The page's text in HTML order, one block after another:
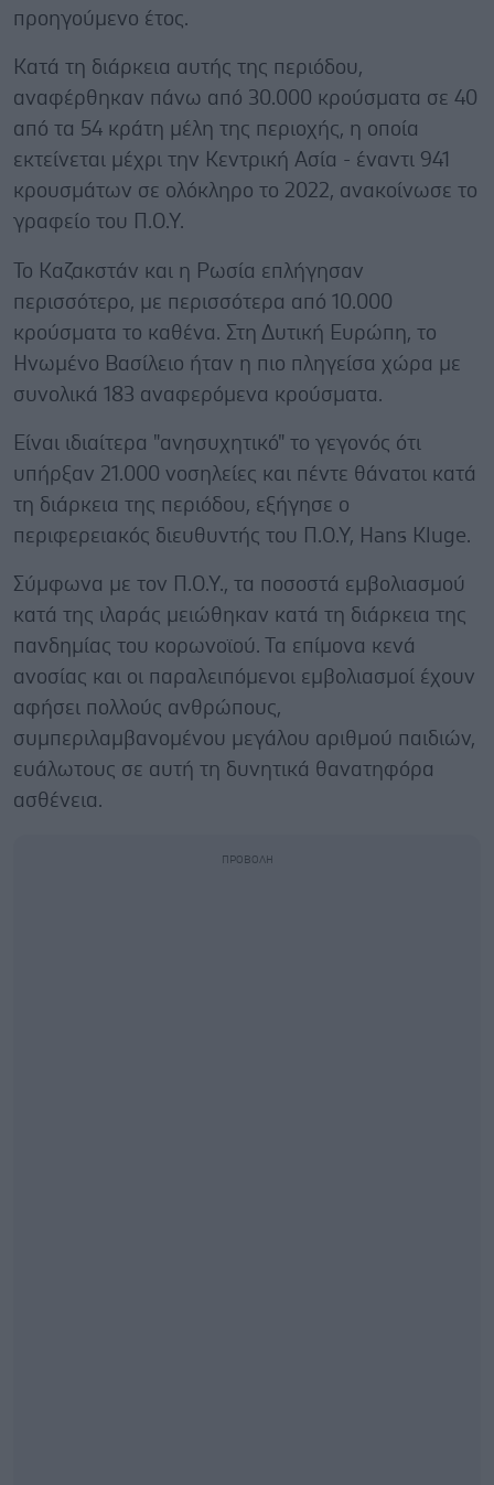
προηγούμενο έτος.
Κατά τη διάρκεια αυτής της περιόδου,
αναφέρθηκαν πάνω από 30.000 κρούσματα σε 40
από τα 54 κράτη μέλη της περιοχής, η οποία
εκτείνεται μέχρι την Κεντρική Ασία - έναντι 941
κρουσμάτων σε ολόκληρο το 2022, ανακοίνωσε το
γραφείο του Π.Ο.Υ.
Το Καζακστάν και η Ρωσία επλήγησαν
περισσότερο, με περισσότερα από 10.000
κρούσματα το καθένα. Στη Δυτική Ευρώπη, το
Ηνωμένο Βασίλειο ήταν η πιο πληγείσα χώρα με
συνολικά 183 αναφερόμενα κρούσματα.
Είναι ιδιαίτερα "ανησυχητικό" το γεγονός ότι
υπήρξαν 21.000 νοσηλείες και πέντε θάνατοι κατά
τη διάρκεια της περιόδου, εξήγησε ο
περιφερειακός διευθυντής του Π.Ο.Υ, Hans Kluge.
Σύμφωνα με τον Π.Ο.Υ., τα ποσοστά εμβολιασμού
κατά της ιλαράς μειώθηκαν κατά τη διάρκεια της
πανδημίας του κορωνοϊού. Τα επίμονα κενά
ανοσίας και οι παραλειπόμενοι εμβολιασμοί έχουν
αφήσει πολλούς ανθρώπους,
συμπεριλαμβανομένου μεγάλου αριθμού παιδιών,
ευάλωτους σε αυτή τη δυνητικά θανατηφόρα
ασθένεια.